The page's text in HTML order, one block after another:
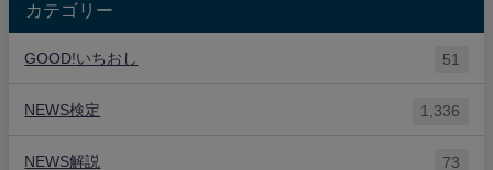
カテゴリー
GOOD!いちおし 51
NEWS検定 1,336
NEWS解説 73